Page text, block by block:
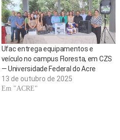
Ufac entrega equipamentos e
veículo no campus Floresta, em CZS
— Universidade Federal do Acre
13 de outubro de 2025
Em "ACRE"